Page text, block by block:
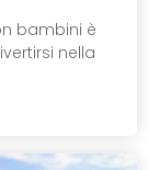
bambini è
nella